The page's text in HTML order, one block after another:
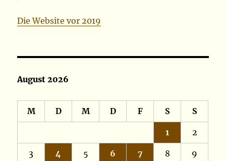
Die Website vor 2019
August 2026
M D M D F S S
1 2
3 4 5 6 7 8 9